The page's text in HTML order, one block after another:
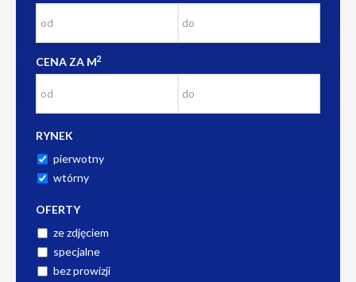
CENA ZA M2
RYNEK
pierwotny
wtórny
OFERTY
ze zdjęciem
specjalne
bez prowizji